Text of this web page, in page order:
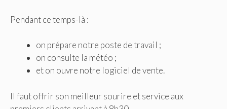
Pendant ce temps-là :
on prépare notre poste de travail ;
on consulte la météo ;
et on ouvre notre logiciel de vente.
Il faut offrir son meilleur sourire et service aux